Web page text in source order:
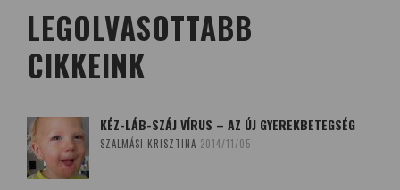
LEGOLVASOTTABB
CIKKEINK
KÉZ-LÁB-SZÁJ VÍRUS – AZ ÚJ GYEREKBETEGSÉG
SZALMÁSI KRISZTINA 2014/11/05